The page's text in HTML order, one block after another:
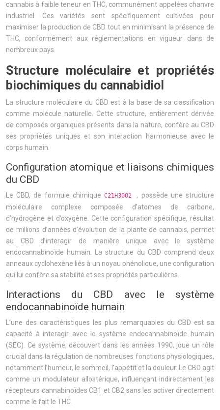
cannabis à faible teneur en THC, communément appelées chanvre
industriel. Ces variétés sont spécifiquement cultivées pour
maximiser la production de CBD tout en minimisant la présence de
THC, conformément aux réglementations en vigueur dans de
nombreux pays.
Structure moléculaire et propriétés
biochimiques du cannabidiol
La structure moléculaire du CBD est à la base de sa classification
comme molécule naturelle. Cette structure, entièrement dérivée
de composés organiques présents dans la nature, confère au CBD
ses propriétés uniques et son interaction harmonieuse avec le
corps humain.
Configuration atomique et liaisons chimiques
du CBD
Le CBD, de formule chimiqueC21H30O2, possède une structure
moléculaire complexe composée d’atomes de carbone,
d’hydrogène et d’oxygène. Cette configuration spécifique, résultat
de millions d’années d’évolution de la plante de cannabis, permet
au CBD d’interagir de manière unique avec le système
endocannabinoïde humain. La structure du CBD comprend deux
anneaux cyclohexène liés à un noyau phénolique, une configuration
qui lui confère sa stabilité et ses propriétés particulières.
Interactions du CBD avec le système
endocannabinoïde humain
L’une des caractéristiques les plus remarquables du CBD est sa
capacité à interagir avec le système endocannabinoïde humain
(SEC). Ce système, découvert dans les années 1990, joue un rôle
crucial dans la régulation de nombreuses fonctions physiologiques,
notamment l’humeur, le sommeil, l’appétit et la douleur. Le CBD agit
comme un modulateur allostérique, influençant indirectement les
récepteurs cannabinoïdes CB1 et CB2 sans les activer directement
comme le fait le THC.